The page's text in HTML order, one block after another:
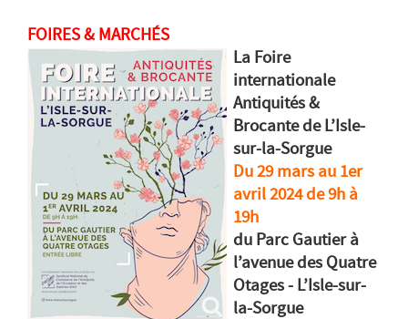
FOIRES & MARCHÉS
La Foire
internationale
Antiquités &
Brocante de L’Isle-
sur-la-Sorgue
Du 29 mars au 1er
avril 2024 de 9h à
19h
du Parc Gautier à
l’avenue des Quatre
Otages - L’Isle-sur-
la-Sorgue